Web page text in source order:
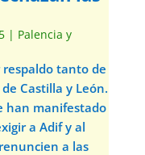
| Palencia y
respaldo tanto de
Castilla y León.
han manifestado
a Adif y al
a las